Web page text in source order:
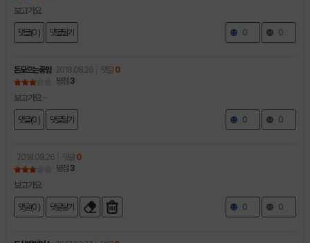
보고가요
댓글(0 ) 댓글달기 0 0
돈모으는중임 2018.08.26 댓글 0
평점 3
보고가요ㆍ
댓글(0 ) 댓글달기 0 0
2018.08.26 댓글 0
평점 3
보고가요
댓글(0 ) 댓글달기 0 0